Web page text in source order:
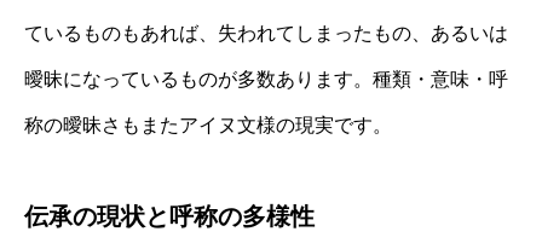
ているものもあれば、失われてしまったもの、あるいは
曖昧になっているものが多数あります。種類・意味・呼
称の曖昧さもまたアイヌ文様の現実です。
伝承の現状と呼称の多様性